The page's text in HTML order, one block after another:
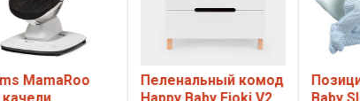
MamaRoo
Пеленальный комод